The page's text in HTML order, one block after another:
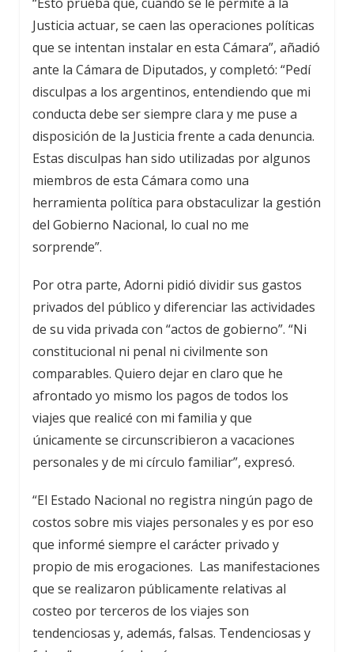
Justicia actuar, se caen las operaciones políticas
que se intentan instalar en esta Cámara”, añadió
ante la Cámara de Diputados, y completó: “Pedí
disculpas a los argentinos, entendiendo que mi
conducta debe ser siempre clara y me puse a
disposición de la Justicia frente a cada denuncia.
Estas disculpas han sido utilizadas por algunos
miembros de esta Cámara como una
herramienta política para obstaculizar la gestión
del Gobierno Nacional, lo cual no me
sorprende”.
Por otra parte, Adorni pidió dividir sus gastos
privados del público y diferenciar las actividades
de su vida privada con “actos de gobierno”. “Ni
constitucional ni penal ni civilmente son
comparables. Quiero dejar en claro que he
afrontado yo mismo los pagos de todos los
viajes que realicé con mi familia y que
únicamente se circunscribieron a vacaciones
personales y de mi círculo familiar”, expresó.
“El Estado Nacional no registra ningún pago de
costos sobre mis viajes personales y es por eso
que informé siempre el carácter privado y
propio de mis erogaciones. Las manifestaciones
que se realizaron públicamente relativas al
costeo por terceros de los viajes son
tendenciosas y, además, falsas. Tendenciosas y